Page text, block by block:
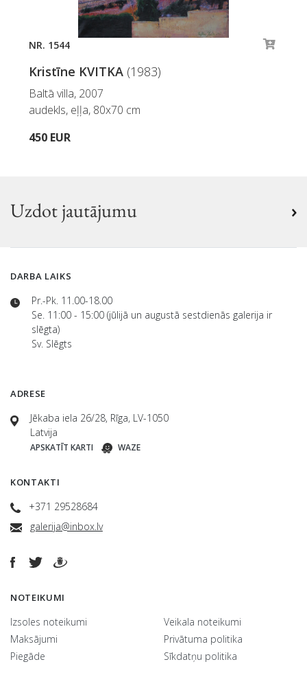
NR. 1544
Kristīne KVITKA (1983)
Baltā villa, 2007
audekls, eļļa, 80x70 cm
450 EUR
Uzdot jautājumu
DARBA LAIKS
Pr.-Pk. 11.00-18.00
Se. 11:00 - 15:00 (jūlijā un augustā sestdienās galerija ir
slēgta)
Sv. Slēgts
ADRESE
Jēkaba iela 26/28, Rīga, LV-1050
Latvija
APSKATĪT KARTI WAZE
KONTAKTI
+371 29528684
galerija@inbox.lv
NOTEIKUMI
Izsoles noteikumi
Maksājumi
Piegāde
Veikala noteikumi
Privātuma politika
Sīkdatņu politika